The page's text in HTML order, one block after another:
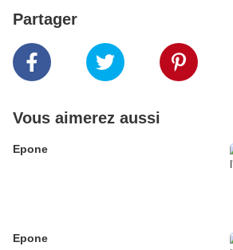
Partager
Vous aimerez aussi
Epone
Epone